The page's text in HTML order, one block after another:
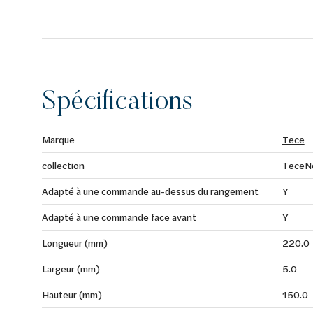
Spécifications
Marque
Tece
collection
Adapté à une commande au-dessus du rangement
Y
Adapté à une commande face avant
Y
Longueur (mm)
220.0
Largeur (mm)
5.0
Hauteur (mm)
150.0